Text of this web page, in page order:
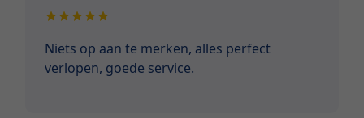
Niets op aan te merken, alles perfect
verlopen, goede service.